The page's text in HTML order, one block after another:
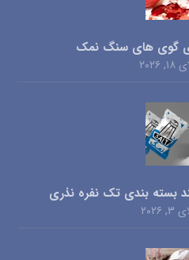
گوی های سنگ نمک
بسته بندی تک نفره نذری